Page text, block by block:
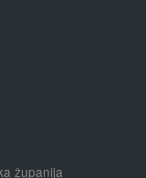
županija